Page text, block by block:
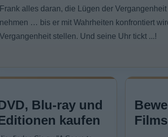
Frank alles daran, die Lügen der
nehmen … bis er mit Wahrheiten konfrontiert
Vergangenheit stellen. Und seine Uhr tickt ...!
Blu-ray und
kaufen